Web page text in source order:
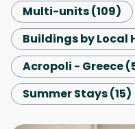
Multi-units(109)
Buildings by Local
Acropoli - Greece(
Summer Stays(15)